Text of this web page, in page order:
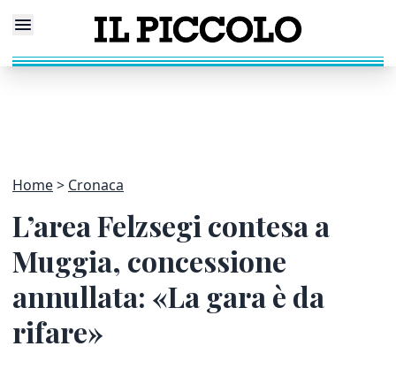
Home Cronaca
L’area Felzsegi contesa a
Muggia, concessione
annullata: «La gara è da
rifare»